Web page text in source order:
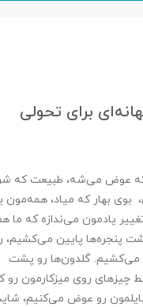
برای تحولی
عوض می‌شه، طبیعت که
بهار که میاد، همه‌مون
یادمون می‌ندازه که ما
پنجره‌ها پایین می‌کشیم،
می‌کشیم. گلدون‌ها رو پشت
چیزهای روی میزکارمون رو
رو عوض می‌کنیم،